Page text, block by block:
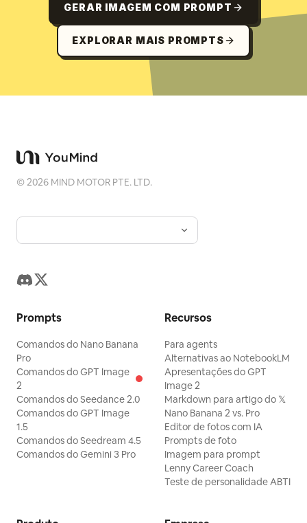
GERAR IMAGEM COM PROMPT
EXPLORAR MAIS PROMPTS
©2026 MIND MOTOR PTE. LTD.
Prompts
Comandos do Nano Banana
Pro
Comandos do GPT Image
2
Comandos do Seedance 2.0
Comandos do GPT Image
1.5
Comandos do Seedream 4.5
Comandos do Gemini 3 Pro
Recursos
Para agents
Alternativas ao NotebookLM
Apresentações do GPT
Image 2
Markdown para artigo do 𝕏
Nano Banana 2 vs. Pro
Editor de fotos com IA
Prompts de foto
Imagem para prompt
Lenny Career Coach
Teste de personalidade ABTI